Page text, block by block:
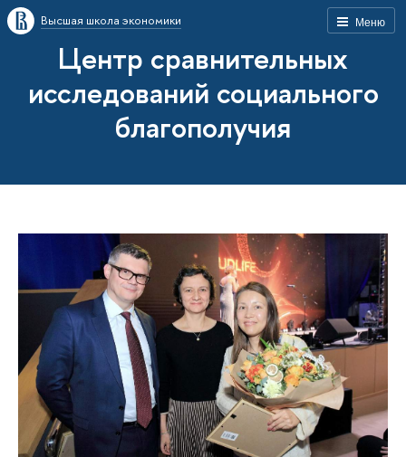
Меню
Высшая школа экономики
Центр сравнительных
исследований социального
благополучия